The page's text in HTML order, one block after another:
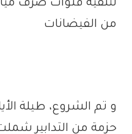
لتنقية قنوات صرف
من الفيضانات
و تم الشروع، طيلة
حزمة من التدابير